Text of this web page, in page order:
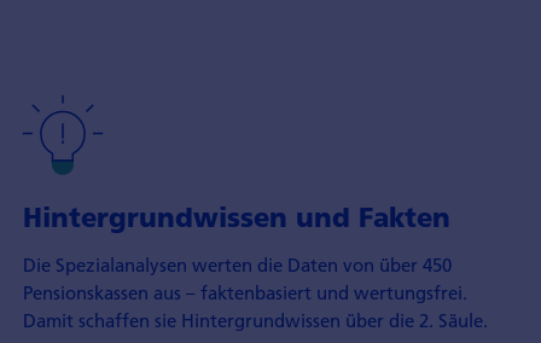
Hintergrundwissen und Fakten
Die Spezialanalysen werten die Daten von über 450
Pensions­kassen aus – fakten­basiert und wertungs­frei.
Damit schaffen sie Hinter­grundwissen über die 2. Säule.